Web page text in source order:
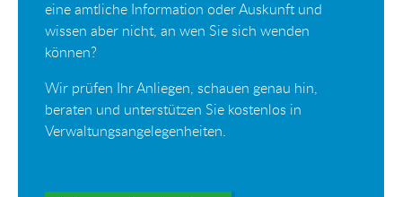
eine amtliche Information oder Auskunft und
wissen aber nicht, an wen Sie sich wenden
können?
Wir prüfen Ihr Anliegen, schauen genau hin,
beraten und unterstützen Sie kostenlos in
Verwaltungsangelegenheiten.